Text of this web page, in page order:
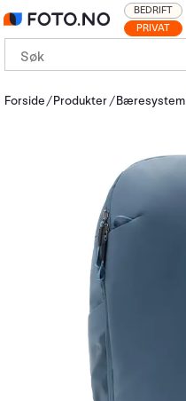
PRIVAT
BEDRIFT
Forside Produkter Bæresystem